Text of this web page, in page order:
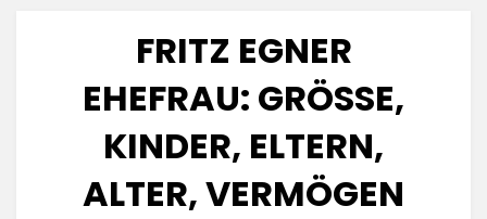
FRITZ EGNER
EHEFRAU: GRÖSSE, K
INDER, ELTERN, A
LTER, VERMÖGEN